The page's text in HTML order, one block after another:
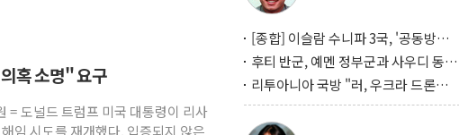
혹 소명" 요구
= 도널드 트럼프 미국 대통령이 리사
임 시도를 재개했다. 입증되지 않은
[종합] 이슬람 수니파 3국, '공동방위
협정' 체결… 이스라엘·이란 위협에
맞설 자체 억지력 강화
후티 반군, 예멘 정부군과 사우디 동시
공격… 위기 고조되는 또 다른 중동 화
약고
리투아니아 국방 "러, 우크라 드론으
로 나토 회원국 공격 검토… 거짓 깃발
작전"